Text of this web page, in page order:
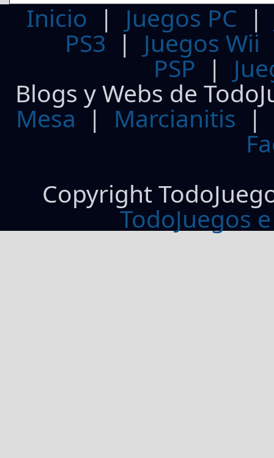
Inicio | Juegos PC
PS3| Juegos Wii
PSP |
Blogs y Webs de
Mesa | Marcianitis |
Copyright
TodoJuegos